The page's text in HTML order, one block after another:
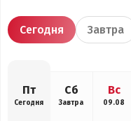
Сегодня Завтра
Пт
Сегодня
Сб
Завтра
Вс
09.08